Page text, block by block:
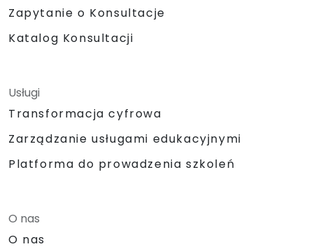
Zapytanie o Konsultacje
Katalog Konsultacji
Usługi
Transformacja cyfrowa
Zarządzanie usługami edukacyjnymi
Platforma do prowadzenia szkoleń
O nas
O nas